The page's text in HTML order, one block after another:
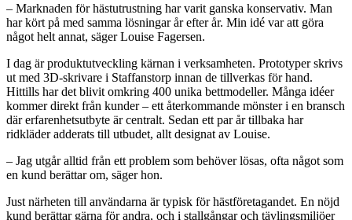
– Marknaden för hästutrustning har varit ganska konservativ. Man
har kört på med samma lösningar år efter år. Min idé var att göra
något helt annat, säger Louise Fagersen.
I dag är produktutveckling kärnan i verksamheten. Prototyper skrivs
ut med 3D-skrivare i Staffanstorp innan de tillverkas för hand.
Hittills har det blivit omkring 400 unika bettmodeller. Många idéer
kommer direkt från kunder – ett återkommande mönster i en bransch
där erfarenhetsutbyte är centralt. Sedan ett par år tillbaka har
ridkläder adderats till utbudet, allt designat av Louise.
– Jag utgår alltid från ett problem som behöver lösas, ofta något som
en kund berättar om, säger hon.
Just närheten till användarna är typisk för hästföretagandet. En nöjd
kund berättar gärna för andra, och i stallgångar och tävlingsmiljöer